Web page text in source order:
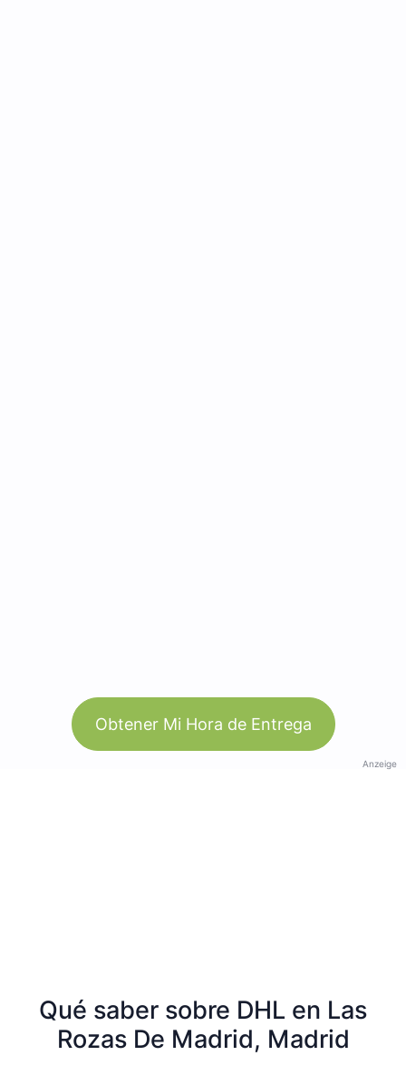
Obtener Mi Hora de Entrega
Anzeige
Qué saber sobre DHL en Las
Rozas De Madrid, Madrid